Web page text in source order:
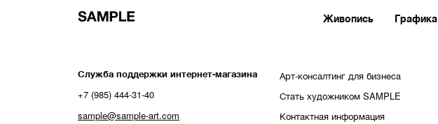
Живопись Графика
Служба поддержки интернет-магазина
+7 (985) 444-31-40
sample@sample-art.com
Арт-консалтинг для бизнеса
Стать художником SAMPLE
Контактная информация